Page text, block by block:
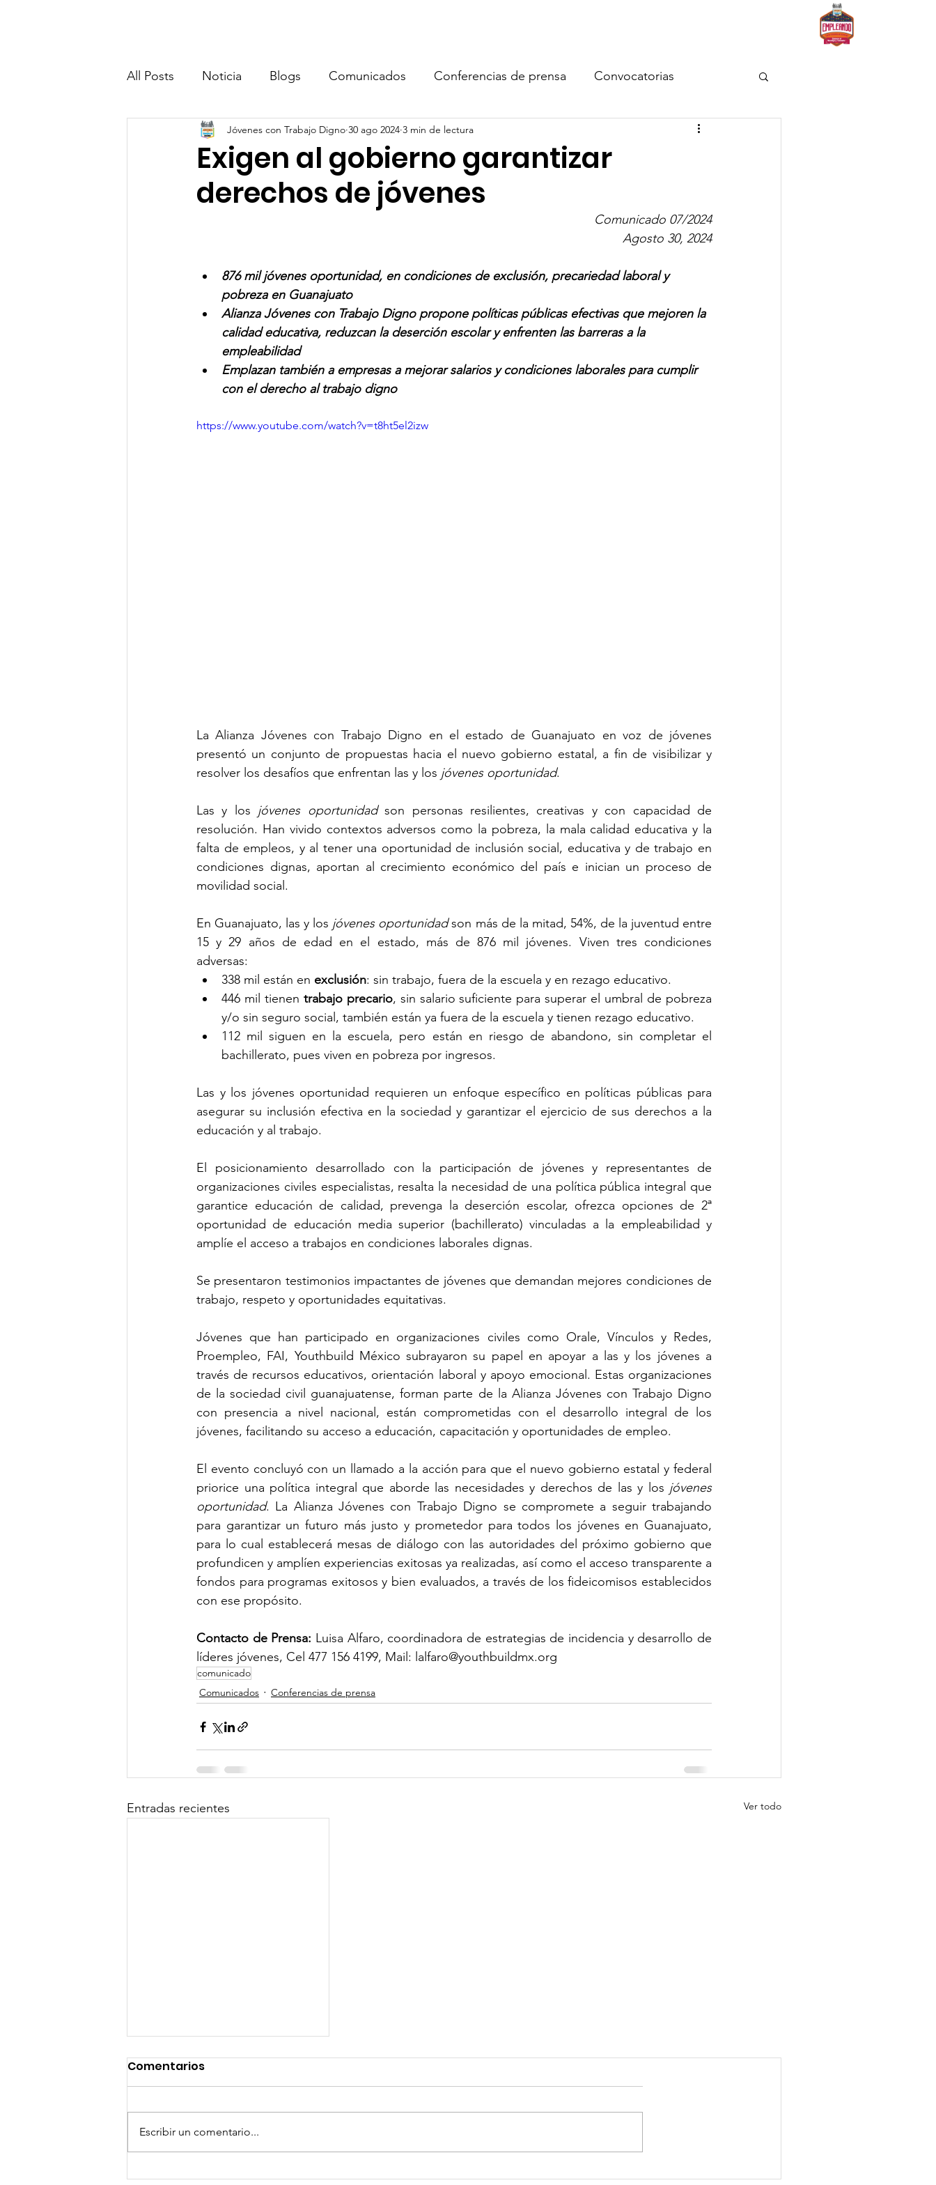
All Posts Noticia Blogs Comunicados Conferencias de prensa Convocatorias
Exigen al gobierno garantizar
derechos de jóvenes
Jóvenes con Trabajo Digno 30 ago 2024 3 min de lectura
Comunicado 07/2024
Agosto 30, 2024
876 mil jóvenes oportunidad, en condiciones de exclusión, precariedad laboral y
pobreza en Guanajuato
Alianza Jóvenes con Trabajo Digno propone políticas públicas efectivas que mejoren la
calidad educativa, reduzcan la deserción escolar y enfrenten las barreras a la
empleabilidad
Emplazan también a empresas a mejorar salarios y condiciones laborales para cumplir
con el derecho al trabajo digno
https://www.youtube.com/watch?v=t8ht5el2izw
La Alianza Jóvenes con Trabajo Digno en el estado de Guanajuato en voz de jóvenes
presentó un conjunto de propuestas hacia el nuevo gobierno estatal, a fin de visibilizar y
resolver los desafíos que enfrentan las y los jóvenes oportunidad.
Las y los jóvenes oportunidad son personas resilientes, creativas y con capacidad de
resolución. Han vivido contextos adversos como la pobreza, la mala calidad educativa y la
falta de empleos, y al tener una oportunidad de inclusión social, educativa y de trabajo en
condiciones dignas, aportan al crecimiento económico del país e inician un proceso de
movilidad social.
En Guanajuato, las y los jóvenes oportunidad son más de la mitad, 54%, de la juventud entre
15 y 29 años de edad en el estado, más de 876 mil jóvenes. Viven tres condiciones
adversas:
338 mil están en exclusión: sin trabajo, fuera de la escuela y en rezago educativo.
446 mil tienen trabajo precario, sin salario suficiente para superar el umbral de pobreza
y/o sin seguro social, también están ya fuera de la escuela y tienen rezago educativo.
112 mil siguen en la escuela, pero están en riesgo de abandono, sin completar el
bachillerato, pues viven en pobreza por ingresos.
Las y los jóvenes oportunidad requieren un enfoque específico en políticas públicas para
asegurar su inclusión efectiva en la sociedad y garantizar el ejercicio de sus derechos a la
educación y al trabajo.
El posicionamiento desarrollado con la participación de jóvenes y representantes de
organizaciones civiles especialistas, resalta la necesidad de una política pública integral que
garantice educación de calidad, prevenga la deserción escolar, ofrezca opciones de 2ª
oportunidad de educación media superior (bachillerato) vinculadas a la empleabilidad y
amplíe el acceso a trabajos en condiciones laborales dignas.
Se presentaron testimonios impactantes de jóvenes que demandan mejores condiciones de
trabajo, respeto y oportunidades equitativas.
Jóvenes que han participado en organizaciones civiles como Orale, Vínculos y Redes,
Proempleo, FAI, Youthbuild México subrayaron su papel en apoyar a las y los jóvenes a
través de recursos educativos, orientación laboral y apoyo emocional. Estas organizaciones
de la sociedad civil guanajuatense, forman parte de la Alianza Jóvenes con Trabajo Digno
con presencia a nivel nacional, están comprometidas con el desarrollo integral de los
jóvenes, facilitando su acceso a educación, capacitación y oportunidades de empleo.
El evento concluyó con un llamado a la acción para que el nuevo gobierno estatal y federal
priorice una política integral que aborde las necesidades y derechos de las y los jóvenes
oportunidad. La Alianza Jóvenes con Trabajo Digno se compromete a seguir trabajando
para garantizar un futuro más justo y prometedor para todos los jóvenes en Guanajuato,
para lo cual establecerá mesas de diálogo con las autoridades del próximo gobierno que
profundicen y amplíen experiencias exitosas ya realizadas, así como el acceso transparente a
fondos para programas exitosos y bien evaluados, a través de los fideicomisos establecidos
con ese propósito.
Contacto de Prensa: Luisa Alfaro, coordinadora de estrategias de incidencia y desarrollo de
líderes jóvenes, Cel 477 156 4199, Mail: lalfaro@youthbuildmx.org
comunicado
Comunicados
Conferencias de prensa
Entradas recientes Ver todo
Más de 16 millones de
Comentarios
Escribir un comentario...